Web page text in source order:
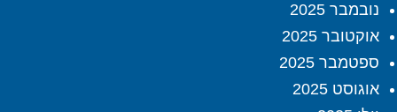
נובמבר 2025
אוקטובר 2025
ספטמבר 2025
אוגוסט 2025